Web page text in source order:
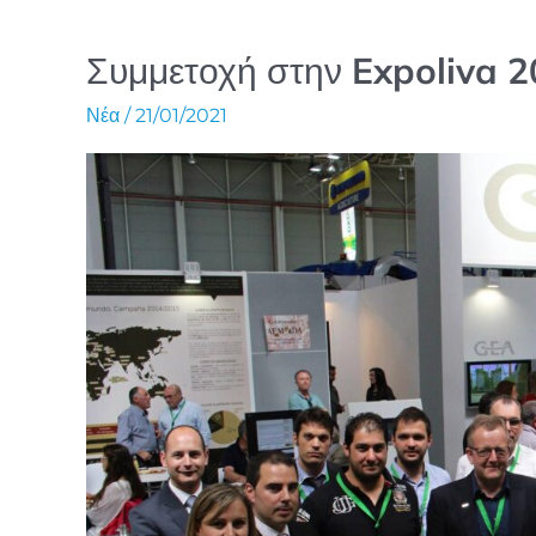
Συμμετοχή στην Expoliva
Νέα /21/01/2021